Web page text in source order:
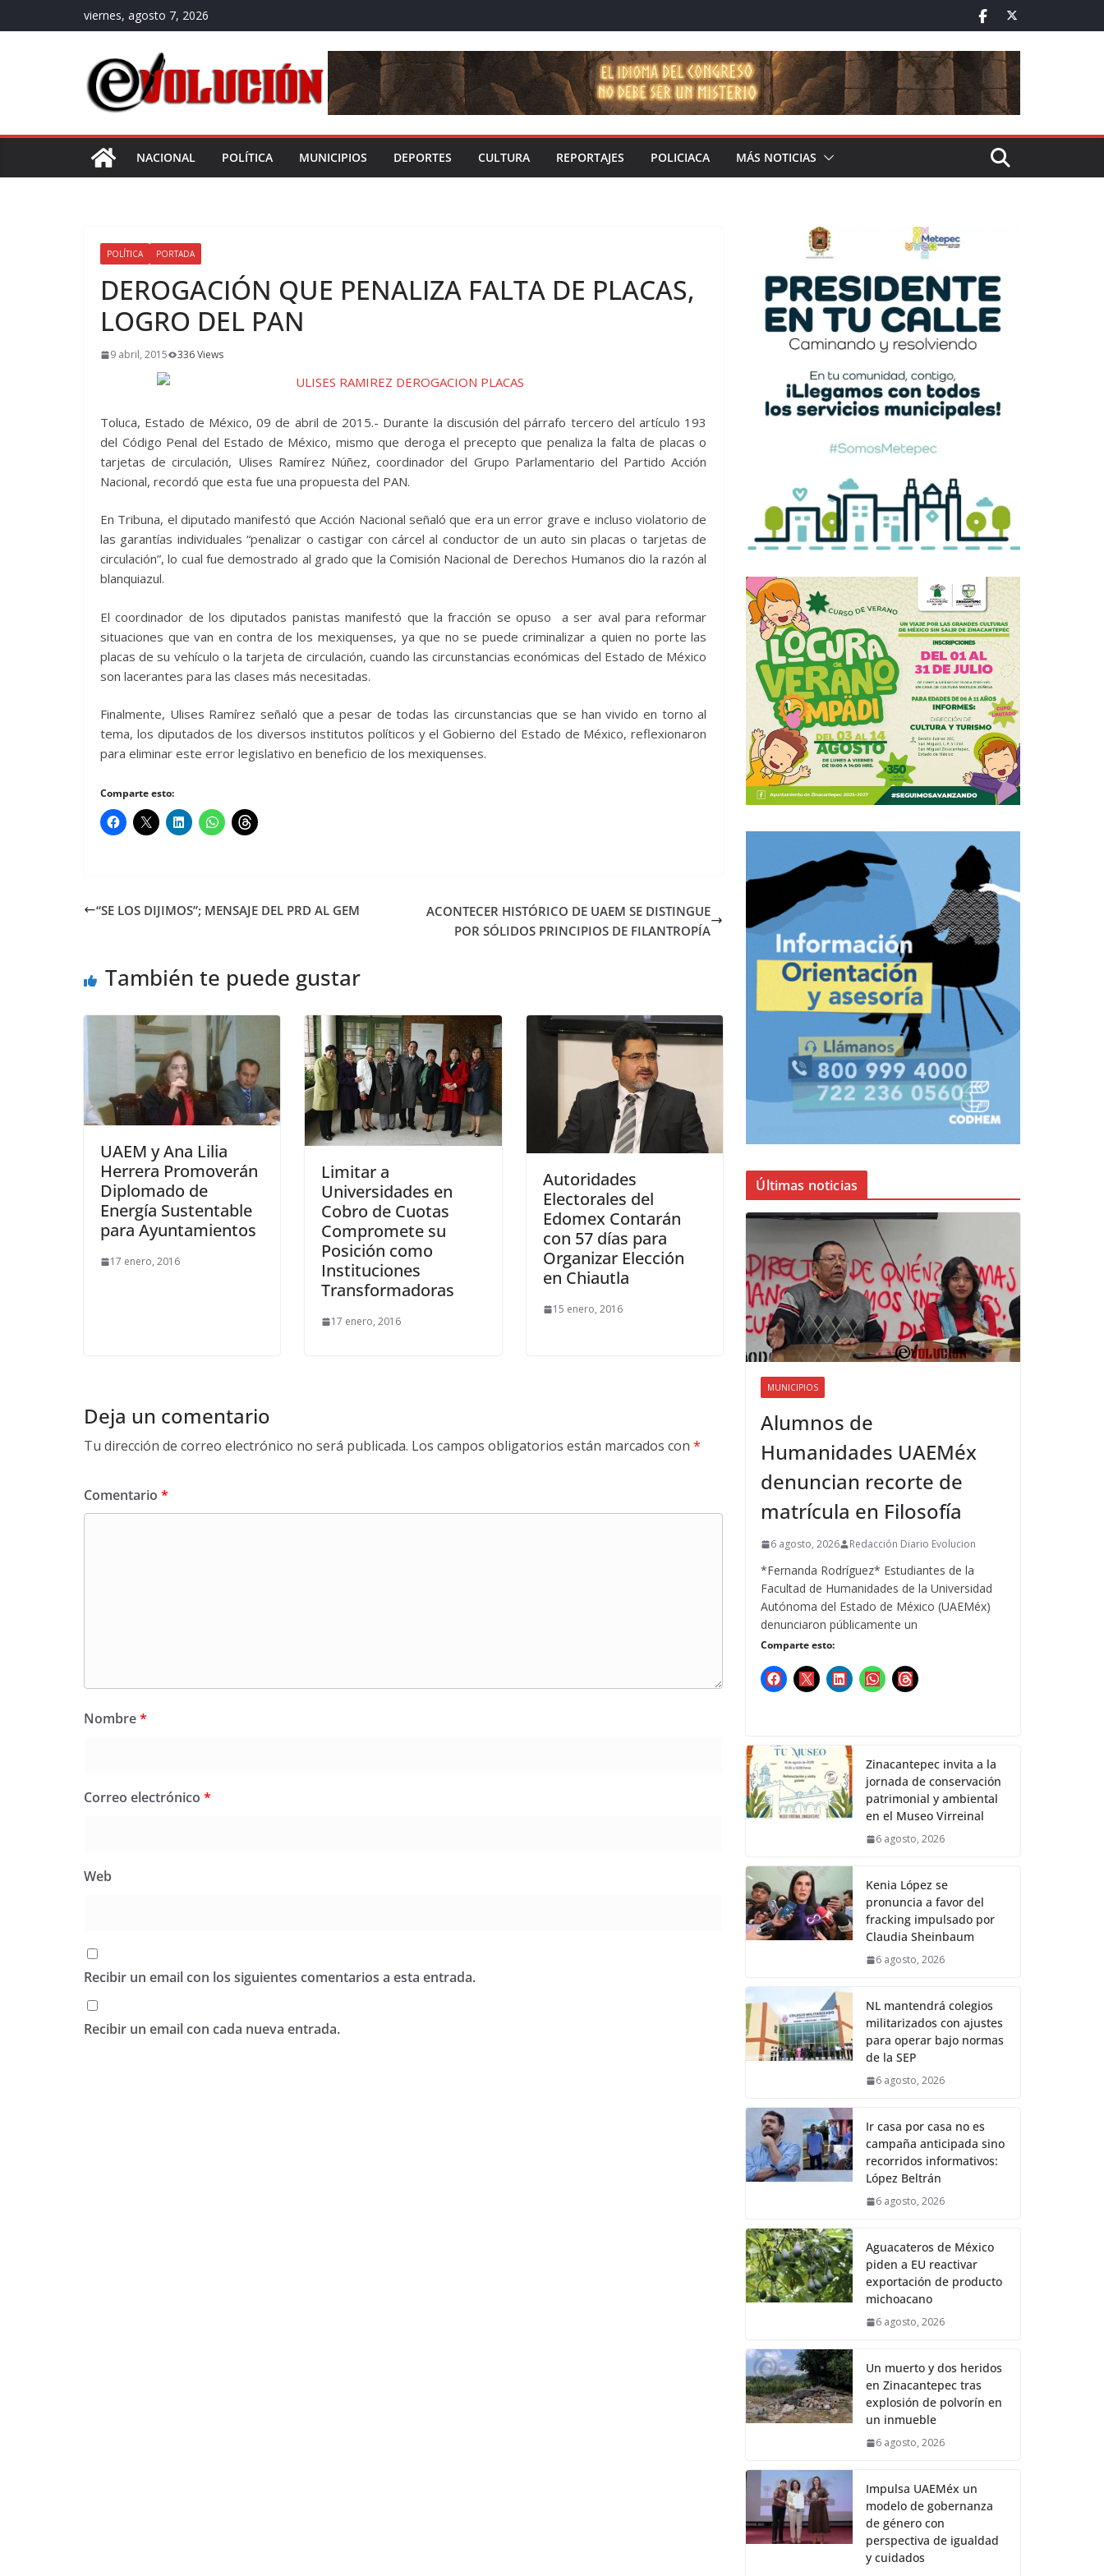
al
viernes, agosto 7, 2026
NACIONAL POLÍTICA MUNICIPIOS DEPORTES CULTURA REPORTAJES POLICIACA MÁS NOTICIAS
POLÍTICA PORTADA
DEROGACIÓN QUE PENALIZA FALTA DE PLACAS,
LOGRO DEL PAN
9 abril, 2015 336 Views
Toluca, Estado de México, 09 de abril de 2015.- Durante la discusión del párrafo tercero del artículo 193
del Código Penal del Estado de México, mismo que deroga el precepto que penaliza la falta de placas o
tarjetas de circulación, Ulises Ramírez Núñez, coordinador del Grupo Parlamentario del Partido Acción
Nacional, recordó que esta fue una propuesta del PAN.
En Tribuna, el diputado manifestó que Acción Nacional señaló que era un error grave e incluso violatorio de
las garantías individuales “penalizar o castigar con cárcel al conductor de un auto sin placas o tarjetas de
circulación”, lo cual fue demostrado al grado que la Comisión Nacional de Derechos Humanos dio la razón al
blanquiazul.
El coordinador de los diputados panistas manifestó que la fracción se opuso a ser aval para reformar
situaciones que van en contra de los mexiquenses, ya que no se puede criminalizar a quien no porte las
placas de su vehículo o la tarjeta de circulación, cuando las circunstancias económicas del Estado de México
son lacerantes para las clases más necesitadas.
Finalmente, Ulises Ramírez señaló que a pesar de todas las circunstancias que se han vivido en torno al
tema, los diputados de los diversos institutos políticos y el Gobierno del Estado de México, reflexionaron
para eliminar este error legislativo en beneficio de los mexiquenses.
Comparte esto:
“SE LOS DIJIMOS”; MENSAJE DEL PRD AL GEM
ACONTECER HISTÓRICO DE UAEM SE DISTINGUE
POR SÓLIDOS PRINCIPIOS DE FILANTROPÍA
También te puede gustar
UAEM y Ana Lilia
Herrera Promoverán
Diplomado de
Energía Sustentable
para Ayuntamientos
17 enero, 2016
Limitar a
Universidades en
Cobro de Cuotas
Compromete su
Posición como
Instituciones
Transformadoras
17 enero, 2016
Autoridades
Electorales del
Edomex Contarán
con 57 días para
Organizar Elección
en Chiautla
15 enero, 2016
Deja un comentario
Tu dirección de correo electrónico no será publicada. Los campos obligatorios están marcados con *
Comentario *
Nombre*
Correo electrónico *
Web
Recibir un email con los siguientes comentarios a esta entrada.
Recibir un email con cada nueva entrada.
Últimas noticias
MUNICIPIOS
Alumnos de
Humanidades UAEMéx
denuncian recorte de
matrícula en Filosofía
6 agosto, 2026 Redacción Diario Evolucion
*Fernanda Rodríguez* Estudiantes de la
Facultad de Humanidades de la Universidad
Autónoma del Estado de México (UAEMéx)
denunciaron públicamente un
Comparte esto:
Zinacantepec invita a la
jornada de conservación
patrimonial y ambiental
en el Museo Virreinal
6 agosto, 2026
Kenia López se
pronuncia a favor del
fracking impulsado por
Claudia Sheinbaum
6 agosto, 2026
NL mantendrá colegios
militarizados con ajustes
para operar bajo normas
de la SEP
6 agosto, 2026
Ir casa por casa no es
campaña anticipada sino
recorridos informativos:
López Beltrán
6 agosto, 2026
Aguacateros de México
piden a EU reactivar
exportación de producto
michoacano
6 agosto, 2026
Un muerto y dos heridos
en Zinacantepec tras
explosión de polvorín en
un inmueble
6 agosto, 2026
Impulsa UAEMéx un
modelo de gobernanza
de género con
perspectiva de igualdad
y cuidados